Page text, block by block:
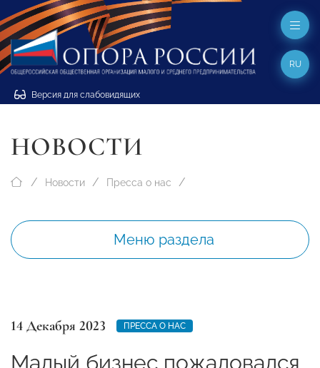
Версия для слабовидящих
RU
НОВОСТИ
Новости Пресса о нас
Меню раздела
14 Декабря 2023 ПРЕССА О НАС
Малый бизнес пожаловался